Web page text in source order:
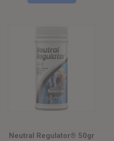
Neutral Regulator® 50gr